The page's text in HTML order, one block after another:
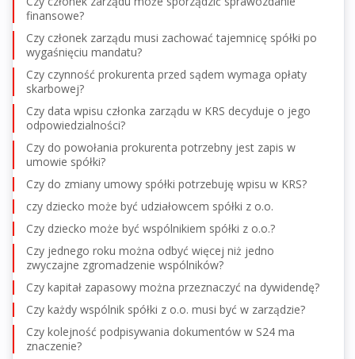
finansowe?
Czy członek zarządu musi zachować tajemnicę spółki po
wygaśnięciu mandatu?
Czy czynność prokurenta przed sądem wymaga opłaty
skarbowej?
Czy data wpisu członka zarządu w KRS decyduje o jego
odpowiedzialności?
Czy do powołania prokurenta potrzebny jest zapis w
umowie spółki?
Czy do zmiany umowy spółki potrzebuję wpisu w KRS?
czy dziecko może być udziałowcem spółki z o.o.
Czy dziecko może być wspólnikiem spółki z o.o.?
Czy jednego roku można odbyć więcej niż jedno
zwyczajne zgromadzenie wspólników?
Czy kapitał zapasowy można przeznaczyć na dywidendę?
Czy każdy wspólnik spółki z o.o. musi być w zarządzie?
Czy kolejność podpisywania dokumentów w S24 ma
znaczenie?